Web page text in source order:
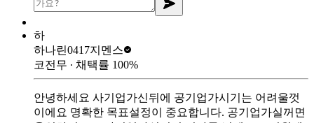
하
하나린0417지멘스
코전무 ∙ 채택률 100%
안녕하세요 사기업가신뒤에 공기업가시기는 어려울껏
이에요 명확한 목표설정이 중요합니다. 공기업가실꺼면